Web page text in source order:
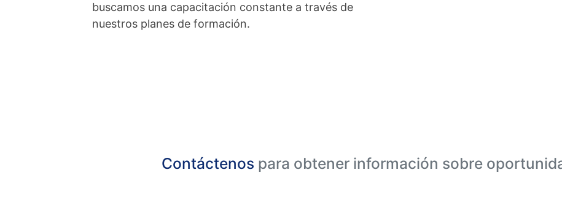
buscamos una capacitación constante a través de
nuestros planes de formación.
Contáctenos para obtener información sobre